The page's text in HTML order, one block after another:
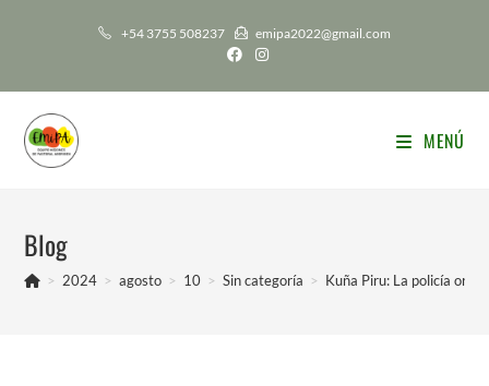
+54 3755 508237 emipa2022@gmail.com
MENÚ
Blog
> 2024 > agosto > 10 > Sin categoría > Kuña Piru: La policía